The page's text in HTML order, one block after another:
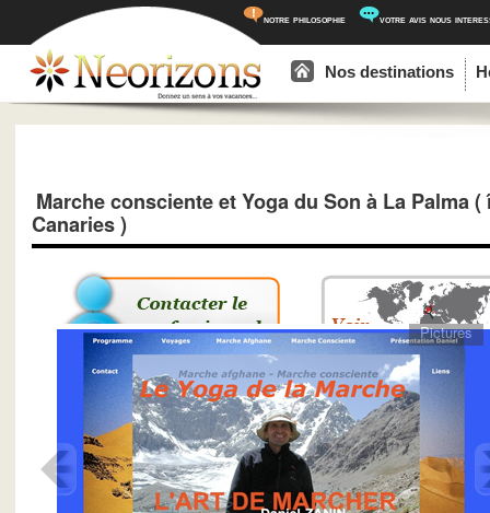
notre philosophie votre avis nous
Aller au contenu principal
Aller au contenu secondaire
Nos destinations
Pictures
Marche consciente et Yoga du Son à La Palma (
Canaries )